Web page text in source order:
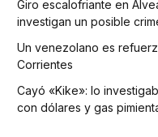
Giro escalofriante en
investigan un posible
Un venezolano es
Corrientes
Cayó «Kike»: lo
con dólares y gas